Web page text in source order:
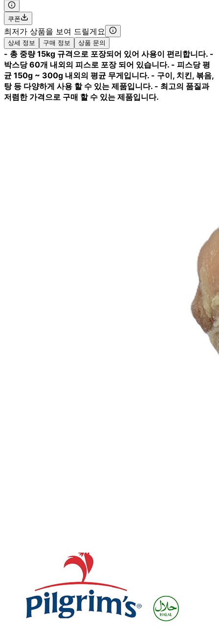
쿠폰
최저가 상품을 보여 드릴게요
상세 정보 구매 정보 상품 문의
- 총 중량 15kg 규격으로 포장되어 있어 사용이 편리합니다. -
박스당 60개 내외의 피스로 포장 되어 있습니다. - 피스당 평
균 150g ~ 300g 내외의 평균 무게입니다. - 구이, 치킨, 볶음,
탕 등 다양하게 사용 할 수 있는 제품입니다. - 최고의 품질과
저렴한 가격으로 구매 할 수 있는 제품입니다.